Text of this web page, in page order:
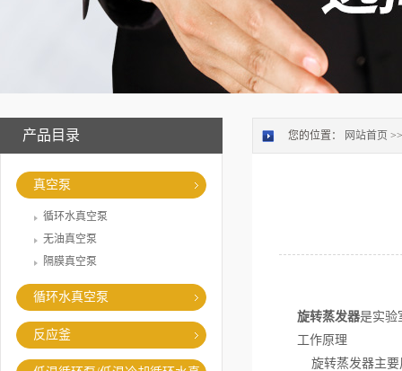
产品目录
真空泵
循环水真空泵
无油真空泵
隔膜真空泵
循环水真空泵
反应釜
您的位置： 网站首页
旋转蒸发器是实验
工作原理
旋转蒸发器主要